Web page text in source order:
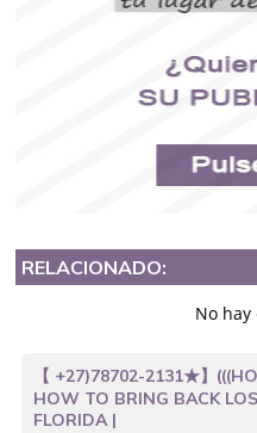
RELACIONADO:
No
【 +27)78702-2131★】
HOW TO BRING BACK
FLORIDA |